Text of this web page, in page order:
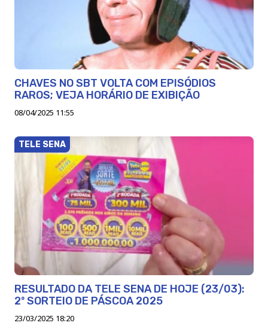
CHAVES NO SBT VOLTA COM EPISÓDIOS
RAROS; VEJA HORÁRIO DE EXIBIÇÃO
08/04/2025 11:55
TELE SENA
RESULTADO DA TELE SENA DE HOJE (23/03):
2º SORTEIO DE PÁSCOA 2025
23/03/2025 18:20